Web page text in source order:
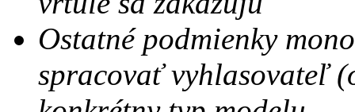
Ostatné podmienky
spracovať vyhlasovateľ